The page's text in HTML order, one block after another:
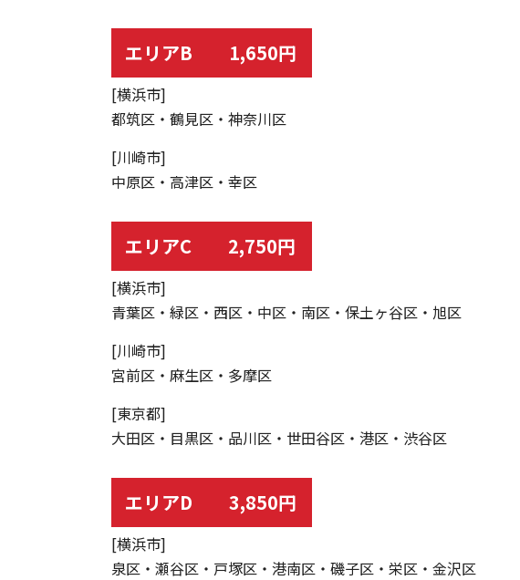
エリアB 1,650円
[横浜市]
都筑区・鶴見区・神奈川区
[川崎市]
中原区・高津区・幸区
エリアC 2,750円
[横浜市]
青葉区・緑区・西区・中区・南区・保土ヶ谷区・旭区
[川崎市]
宮前区・麻生区・多摩区
[東京都]
大田区・目黒区・品川区・世田谷区・港区・渋谷区
エリアD 3,850円
[横浜市]
泉区・瀬谷区・戸塚区・港南区・磯子区・栄区・金沢区